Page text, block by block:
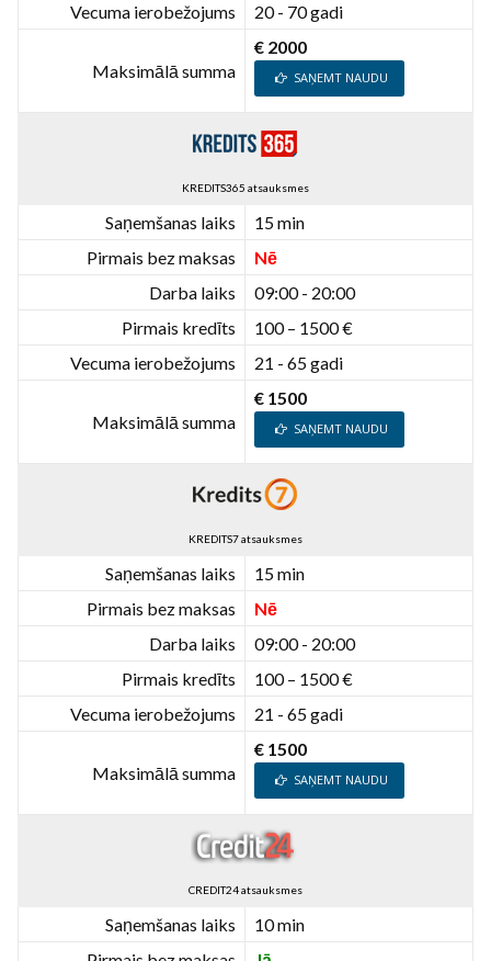
Vecuma ierobežojums
20 - 70 gadi
Maksimālā summa
€ 2000
SAŅEMT NAUDU
KREDITS365 atsauksmes
Saņemšanas laiks
15 min
Pirmais bez maksas
Nē
Darba laiks
09:00 - 20:00
Pirmais kredīts
100 – 1500 €
Vecuma ierobežojums
21 - 65 gadi
Maksimālā summa
€ 1500
SAŅEMT NAUDU
KREDITS7 atsauksmes
Saņemšanas laiks
15 min
Pirmais bez maksas
Nē
Darba laiks
09:00 - 20:00
Pirmais kredīts
100 – 1500 €
Vecuma ierobežojums
21 - 65 gadi
Maksimālā summa
€ 1500
SAŅEMT NAUDU
CREDIT24 atsauksmes
Saņemšanas laiks
10 min